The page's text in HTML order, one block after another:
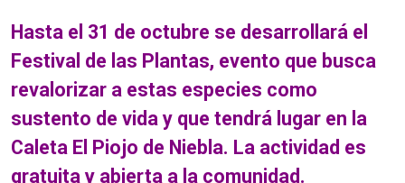
Hasta el 31 de octubre se desarrollará el
Festival de las Plantas, evento que busca
revalorizar a estas especies como
sustento de vida y que tendrá lugar en la
Caleta El Piojo de Niebla. La actividad es
gratuita y abierta a la comunidad.